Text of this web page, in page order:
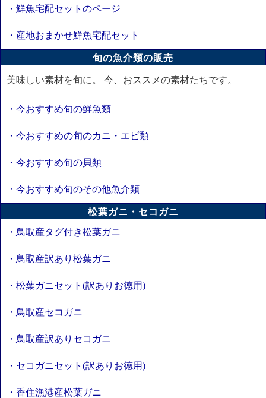
・鮮魚宅配セットのページ
・産地おまかせ鮮魚宅配セット
旬の魚介類の販売
美味しい素材を旬に。 今、おススメの素材たちです。
・今おすすめ旬の鮮魚類
・今おすすめの旬のカニ・エビ類
・今おすすめ旬の貝類
・今おすすめ旬のその他魚介類
松葉ガニ・セコガニ
・鳥取産タグ付き松葉ガニ
・鳥取産訳あり松葉ガニ
・松葉ガニセット(訳ありお徳用)
・鳥取産セコガニ
・鳥取産訳ありセコガニ
・セコガニセット(訳ありお徳用)
・香住漁港産松葉ガニ